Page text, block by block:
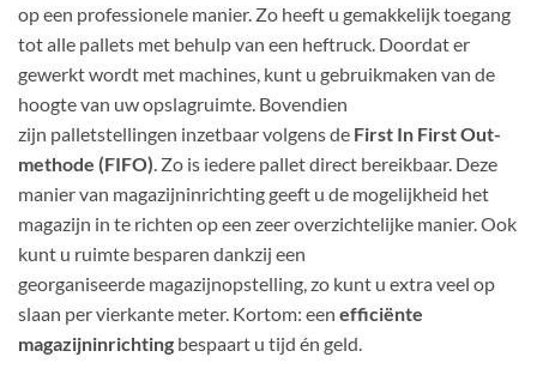
op een professionele manier. Zo heeft u gemakkelijk toegang
tot alle pallets met behulp van een heftruck. Doordat er
gewerkt wordt met machines, kunt u gebruikmaken van de
hoogte van uw opslagruimte. Bovendien
zijn palletstellingen inzetbaar volgens de First In First Out-
methode (FIFO). Zo is iedere pallet direct bereikbaar. Deze
manier van magazijninrichting geeft u de mogelijkheid het
magazijn in te richten op een zeer overzichtelijke manier. Ook
kunt u ruimte besparen dankzij een
georganiseerde magazijnopstelling, zo kunt u extra veel op
slaan per vierkante meter. Kortom: een efficiënte
magazijninrichting bespaart u tijd én geld.